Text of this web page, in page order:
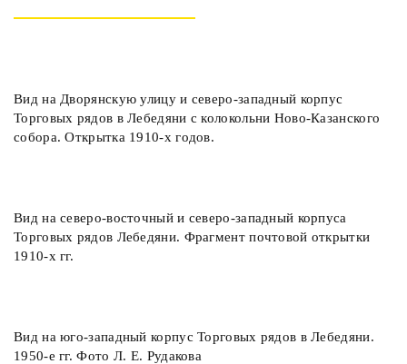
Вид на Дворянскую улицу и северо-западный корпус
Торговых рядов в Лебедяни с колокольни Ново-Казанского
собора. Открытка 1910-х годов.
Вид на северо-восточный и северо-западный корпуса
Торговых рядов Лебедяни. Фрагмент почтовой открытки
1910-х гг.
Вид на юго-западный корпус Торговых рядов в Лебедяни.
1950-е гг. Фото Л. Е. Рудакова